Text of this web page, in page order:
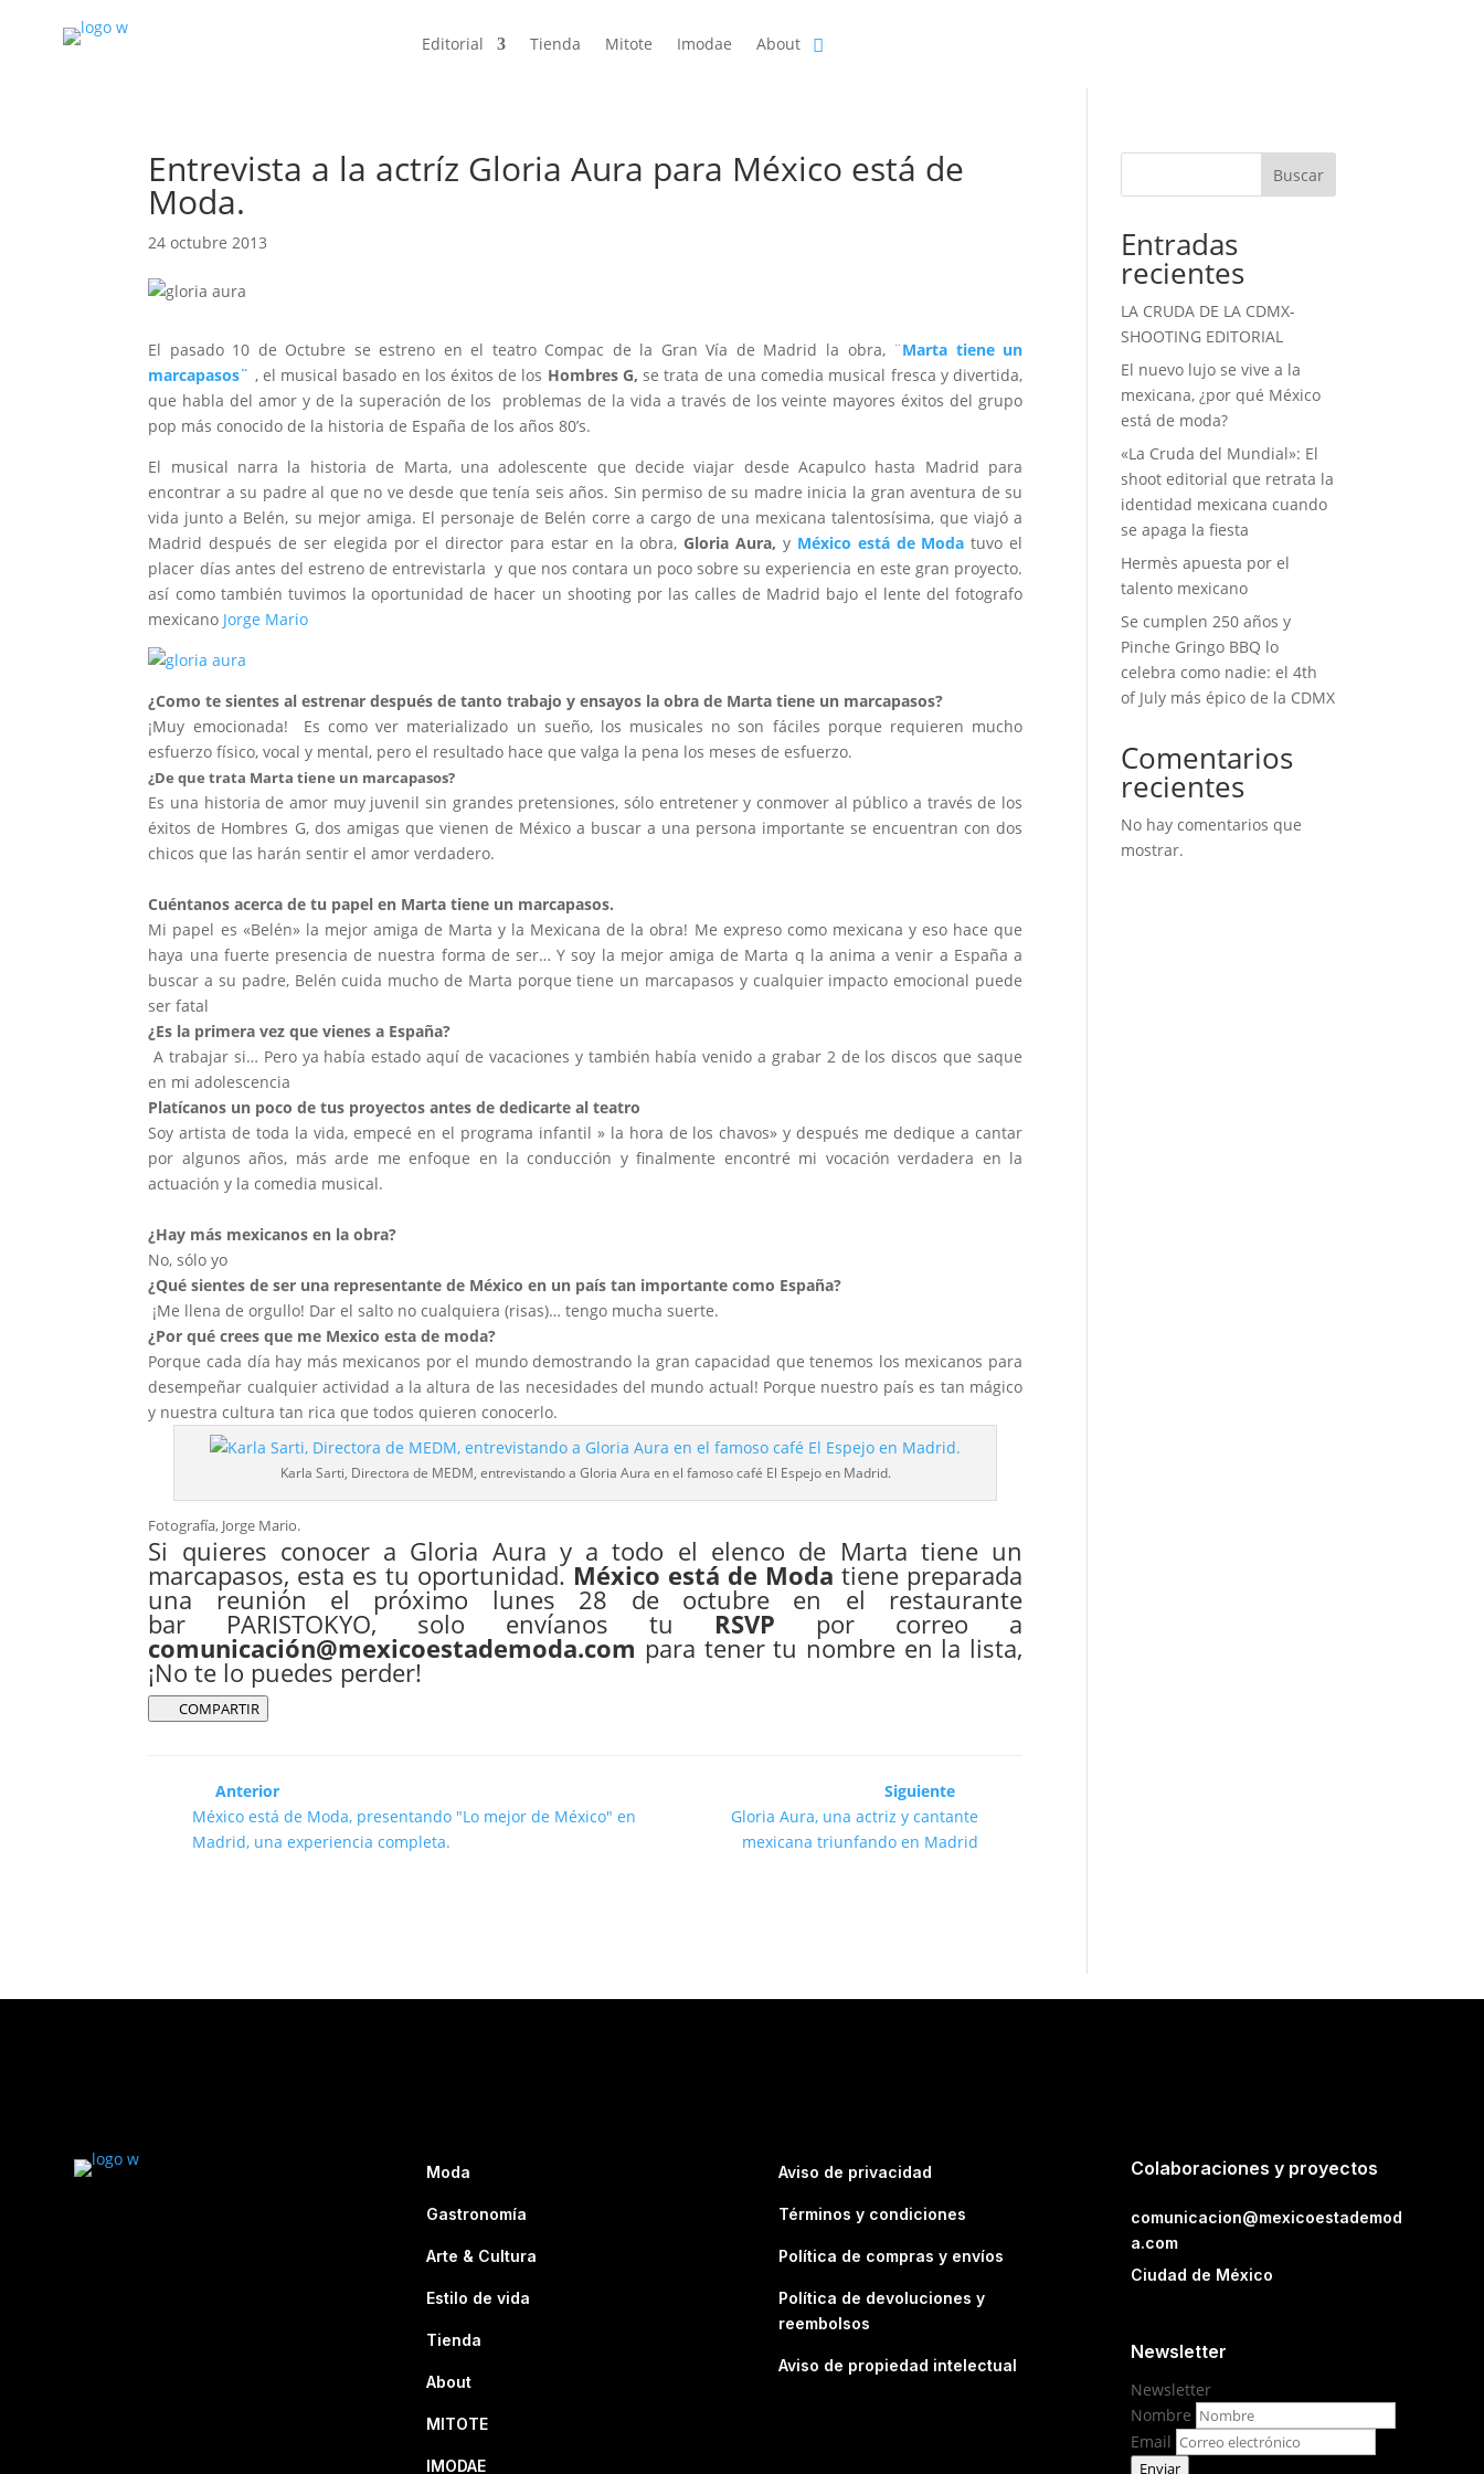
Editorial Tienda Mitote Imodae About
Entrevista a la actríz Gloria Aura para México está de
Moda.
24 octubre 2013
El pasado 10 de Octubre se estreno en el teatro Compac de la Gran Vía de Madrid la obra, ¨Marta tiene un
marcapasos¨ , el musical basado en los éxitos de los Hombres G, se trata de una comedia musical fresca y divertida,
que habla del amor y de la superación de los problemas de la vida a través de los veinte mayores éxitos del grupo
pop más conocido de la historia de España de los años 80’s.
El musical narra la historia de Marta, una adolescente que decide viajar desde Acapulco hasta Madrid para
encontrar a su padre al que no ve desde que tenía seis años. Sin permiso de su madre inicia la gran aventura de su
vida junto a Belén, su mejor amiga. El personaje de Belén corre a cargo de una mexicana talentosísima, que viajó a
Madrid después de ser elegida por el director para estar en la obra,Gloria Aura, y México está de Moda tuvo el
placer días antes del estreno de entrevistarla y que nos contara un poco sobre su experiencia en este gran proyecto.
así como también tuvimos la oportunidad de hacer un shooting por las calles de Madrid bajo el lente del fotografo
mexicano Jorge Mario
¿Como te sientes al estrenar después de tanto trabajo y ensayos la obra de Marta tiene un marcapasos?
¡Muy emocionada! Es como ver materializado un sueño, los musicales no son fáciles porque requieren mucho
esfuerzo físico, vocal y mental, pero el resultado hace que valga la pena los meses de esfuerzo.
¿De que trata Marta tiene un marcapasos?
Es una historia de amor muy juvenil sin grandes pretensiones, sólo entretener y conmover al público a través de los
éxitos de Hombres G, dos amigas que vienen de México a buscar a una persona importante se encuentran con dos
chicos que las harán sentir el amor verdadero.
Cuéntanos acerca de tu papel en Marta tiene un marcapasos.
Mi papel es «Belén» la mejor amiga de Marta y la Mexicana de la obra! Me expreso como mexicana y eso hace que
haya una fuerte presencia de nuestra forma de ser… Y soy la mejor amiga de Marta q la anima a venir a España a
buscar a su padre, Belén cuida mucho de Marta porque tiene un marcapasos y cualquier impacto emocional puede
ser fatal
¿Es la primera vez que vienes a España?
A trabajar si… Pero ya había estado aquí de vacaciones y también había venido a grabar 2 de los discos que saque
en mi adolescencia
Platícanos un poco de tus proyectos antes de dedicarte al teatro
Soy artista de toda la vida, empecé en el programa infantil » la hora de los chavos» y después me dedique a cantar
por algunos años, más arde me enfoque en la conducción y finalmente encontré mi vocación verdadera en la
actuación y la comedia musical.
¿Hay más mexicanos en la obra?
No, sólo yo
¿Qué sientes de ser una representante de México en un país tan importante como España?
¡Me llena de orgullo! Dar el salto no cualquiera (risas)… tengo mucha suerte.
¿Por qué crees que me Mexico esta de moda?
Porque cada día hay más mexicanos por el mundo demostrando la gran capacidad que tenemos los mexicanos para
desempeñar cualquier actividad a la altura de las necesidades del mundo actual! Porque nuestro país es tan mágico
y nuestra cultura tan rica que todos quieren conocerlo.
Karla Sarti, Directora de MEDM, entrevistando a Gloria Aura en el famoso café El Espejo en Madrid.
Fotografía, Jorge Mario.
Si quieres conocer a Gloria Aura y a todo el elenco de Marta tiene un
marcapasos, esta es tu oportunidad. México está de Moda tiene preparada
una reunión el próximo lunes 28 de octubre en el restaurante
bar PARISTOKYO, solo envíanos tu RSVP por correo a
comunicación@mexicoestademoda.com para tener tu nombre en la lista,
¡No te lo puedes perder!
COMPARTIR
Anterior
México está de Moda, presentando "Lo mejor de México" en
Madrid, una experiencia completa.
Siguiente
Gloria Aura, una actriz y cantante
mexicana triunfando en Madrid
Buscar
Entradas
recientes
LA CRUDA DE LA CDMX-
SHOOTING EDITORIAL
El nuevo lujo se vive a la
mexicana, ¿por qué México
está de moda?
«La Cruda del Mundial»: El
shoot editorial que retrata la
identidad mexicana cuando
se apaga la fiesta
Hermès apuesta por el
talento mexicano
Se cumplen 250 años y
Pinche Gringo BBQ lo
celebra como nadie: el 4th
of July más épico de la CDMX
Comentarios
recientes
No hay comentarios que
mostrar.
Moda
Gastronomía
Arte & Cultura
Estilo de vida
Tienda
About
MITOTE
IMODAE
Aviso de privacidad
Términos y condiciones
Política de compras y envíos
Política de devoluciones y
reembolsos
Aviso de propiedad intelectual
Colaboraciones y proyectos
comunicacion@mexicoestademod
a.com
Ciudad de México
Newsletter
Newsletter
Nombre
Email
Enviar